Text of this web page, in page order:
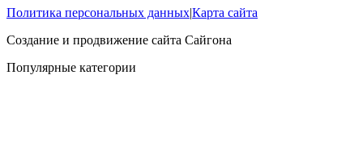
Политика персональных данных|Карта сайта
Создание и продвижение сайта Сайгона
Популярные категории